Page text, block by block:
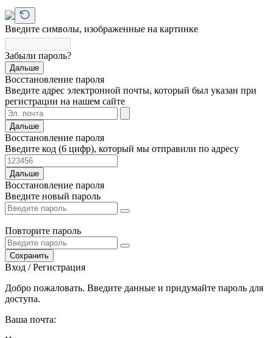
Введите символы, изображенные на картинке
Забыли пароль?
Дальше
Восстановление пароля
Введите адрес электронной почты, который был указан при
регистрации на нашем сайте
Дальше
Восстановление пароля
Введите код (6 цифр), который мы отправили по адресу
Дальше
Восстановление пароля
Введите новый пароль
Повторите пароль
Сохранить
Вход / Регистрация
Добро пожаловать. Введите данные и придумайте пароль для
доступа.
Ваша почта: